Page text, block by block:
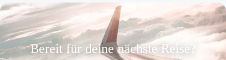
Bereit für deine nächste Reise?